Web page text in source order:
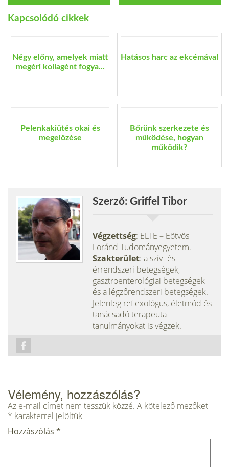
Kapcsolódó cikkek
Négy előny, amelyek miatt
megéri kollagént fogya...
Hatásos harc az ekcémával
Pelenkakiütés okai és
megelőzése
Bőrünk szerkezete és
működése, hogyan
működik?
Szerző: Griffel Tibor
Végzettség: ELTE – Eötvös
Loránd Tudományegyetem.
Szakterület: a szív- és
érrendszeri betegségek,
gasztroenterológiai betegségek
és a légzőrendszeri betegségek.
Jelenleg reflexológus, életmód és
tanácsadó terapeuta
tanulmányokat is végzek.
Vélemény, hozzászólás?
Az e-mail címet nem tesszük közzé. A kötelező mezőket
* karakterrel jelöltük
Hozzászólás *